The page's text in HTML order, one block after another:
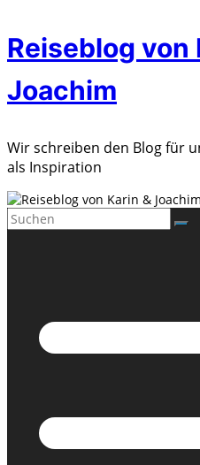
Zum
Inhalt
springen
Reiseblog von
Joachim
Wir schreiben den Blog für
als Inspiration